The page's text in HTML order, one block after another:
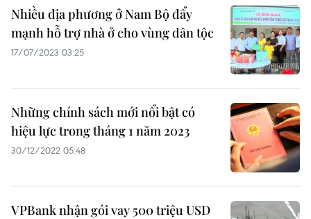
Nhiều địa phương ở Nam Bộ đẩy
mạnh hỗ trợ nhà ở cho vùng dân tộc
17/07/2023 03:25
Những chính sách mới nổi bật có
hiệu lực trong tháng 1 năm 2023
30/12/2022 05:48
VPBank nhận gói vay 500 triệu USD